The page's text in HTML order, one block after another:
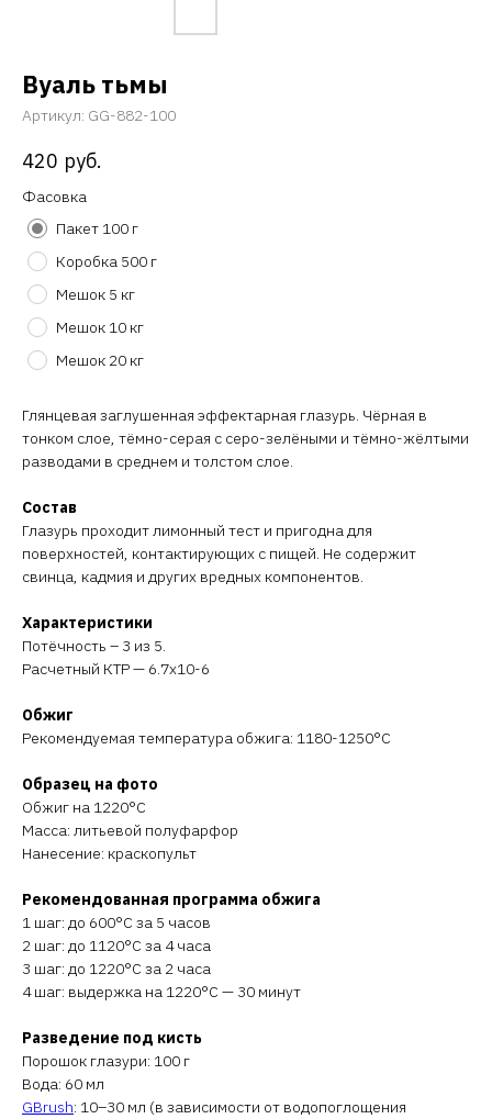
Вуаль тьмы
Артикул: GG-882-100
420 руб.
Фасовка
Пакет 100 г
Коробка 500 г
Мешок 5 кг
Мешок 10 кг
Мешок 20 кг
Глянцевая заглушенная эффектарная глазурь. Чёрная в
тонком слое, тёмно-серая с серо-зелёными и тёмно-жёлтыми
разводами в среднем и толстом слое.
Состав
Глазурь проходит лимонный тест и пригодна для
поверхностей, контактирующих с пищей. Не содержит
свинца, кадмия и других вредных компонентов.
Характеристики
Потёчность – 3 из 5.
Расчетный КТР — 6.7х10-6
Обжиг
Рекомендуемая температура обжига: 1180-1250°C
Образец на фото
Обжиг на 1220°C
Масса: литьевой полуфарфор
Нанесение: краскопульт
Рекомендованная программа обжига
1 шаг: до 600°C за 5 часов
2 шаг: до 1120°C за 4 часа
3 шаг: до 1220°C за 2 часа
4 шаг: выдержка на 1220°C — 30 минут
Разведение под кисть
Порошок глазури: 100 г
Вода: 60 мл
GBrush: 10–30 мл (в зависимости от водопоглощения